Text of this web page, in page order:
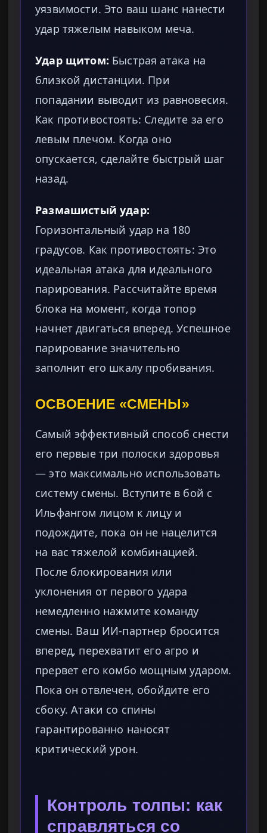
уязвимости. Это ваш шанс нанести
удар тяжелым навыком меча.
Удар щитом: Быстрая атака на
близкой дистанции. При
попадании выводит из равновесия.
Как противостоять: Следите за его
левым плечом. Когда оно
опускается, сделайте быстрый шаг
назад.
Размашистый удар:
Горизонтальный удар на 180
градусов. Как противостоять: Это
идеальная атака для идеального
парирования. Рассчитайте время
блока на момент, когда топор
начнет двигаться вперед. Успешное
парирование значительно
заполнит его шкалу пробивания.
ОСВОЕНИЕ «СМЕНЫ»
Самый эффективный способ снести
его первые три полоски здоровья
— это максимально использовать
систему смены. Вступите в бой с
Ильфангом лицом к лицу и
подождите, пока он не нацелится
на вас тяжелой комбинацией.
После блокирования или
уклонения от первого удара
немедленно нажмите команду
смены. Ваш ИИ-партнер бросится
вперед, перехватит его агро и
прервет его комбо мощным ударом.
Пока он отвлечен, обойдите его
сбоку. Атаки со спины
гарантированно наносят
критический урон.
Контроль толпы: как
справляться со